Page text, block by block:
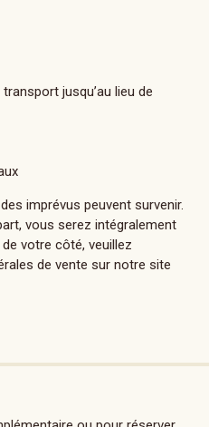
transport jusqu’au lieu de
imprévus peuvent survenir.
vous serez intégralement
votre côté, veuillez
de vente sur notre site